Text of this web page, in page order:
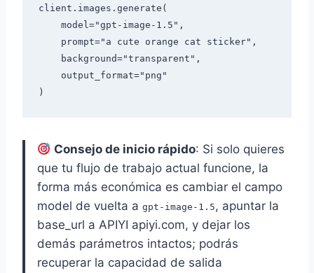
client.images.generate(
Consejo de inicio rápido: Si solo quieres
que tu flujo de trabajo actual funcione, la
forma más económica es cambiar el campo
model de vuelta a gpt-image-1.5 , apuntar la
base_url a APIYI apiyi.com, y dejar los
demás parámetros intactos; podrás
recuperar la capacidad de salida